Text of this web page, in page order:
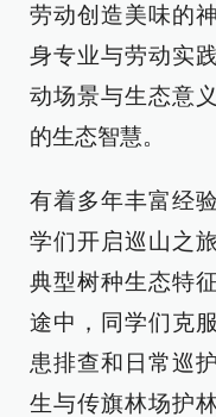
劳动创造美味的
身专业与劳动实
动场景与生态意
的生态智慧。
有着多年丰富经
学们开启巡山之
典型树种生态特
途中，同学们克
患排查和日常巡
生与传旗林场护